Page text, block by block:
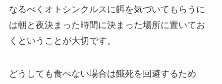
なるべくオトシンクルスに餌を気づいてもらうに
は朝と夜決まった時間に決まった場所に置いてお
くということが大切です。
どうしても食べない場合は餓死を回避するため